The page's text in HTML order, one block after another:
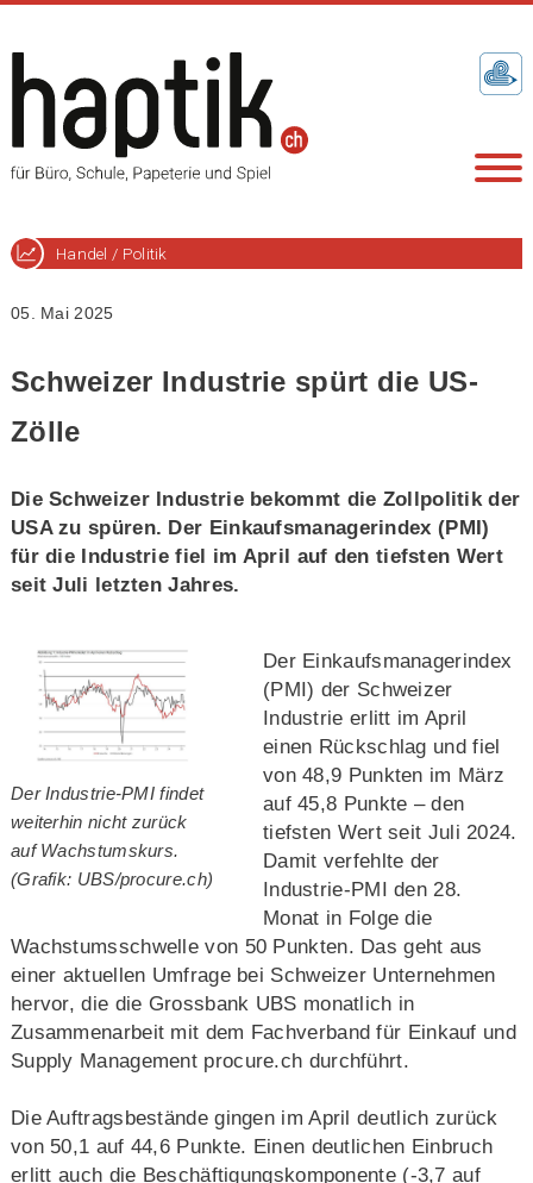
Handel / Politik
05. Mai 2025
Schweizer Industrie spürt die US-
Zölle
Die Schweizer Industrie bekommt die Zollpolitik der
USA zu spüren. Der Einkaufsmanagerindex (PMI)
für die Industrie fiel im April auf den tiefsten Wert
seit Juli letzten Jahres.
Der Industrie-PMI findet
weiterhin nicht zurück
auf Wachstumskurs.
(Grafik: UBS/procure.ch)
Der Einkaufsmanagerindex
(PMI) der Schweizer
Industrie erlitt im April
einen Rückschlag und fiel
von 48,9 Punkten im März
auf 45,8 Punkte – den
tiefsten Wert seit Juli 2024.
Damit verfehlte der
Industrie-PMI den 28.
Monat in Folge die
Wachstumsschwelle von 50 Punkten. Das geht aus
einer aktuellen Umfrage bei Schweizer Unternehmen
hervor, die die Grossbank UBS monatlich in
Zusammenarbeit mit dem Fachverband für Einkauf und
Supply Management procure.ch durchführt.
Die Auftragsbestände gingen im April deutlich zurück
von 50,1 auf 44,6 Punkte. Einen deutlichen Einbruch
erlitt auch die Beschäftigungskomponente (-3,7 auf